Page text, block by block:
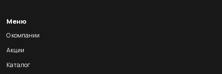
Меню
О компании
Акции
Каталог